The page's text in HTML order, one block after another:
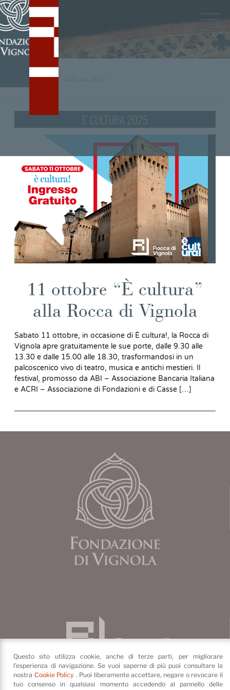
/tag E' cultura 2025
E’ CULTURA 2025
11 ottobre “È cultura”
alla Rocca di Vignola
Sabato 11 ottobre, in occasione di È cultura!, la Rocca di
Vignola apre gratuitamente le sue porte, dalle 9.30 alle
13.30 e dalle 15.00 alle 18.30, trasformandosi in un
palcoscenico vivo di teatro, musica e antichi mestieri. Il
festival, promosso da ABI – Associazione Bancaria Italiana
e ACRI – Associazione di Fondazioni e di Casse […]
Questo sito utilizza cookie, anche di terze parti, per migliorare
l'esperienza di navigazione. Se vuoi saperne di più puoi consultare la
nostra Cookie Policy . Puoi liberamente accettare, negare o revocare il
tuo consenso in qualsiasi momento accedendo al pannello delle